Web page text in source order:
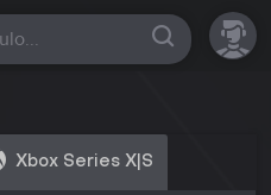
Xbox Series X|S